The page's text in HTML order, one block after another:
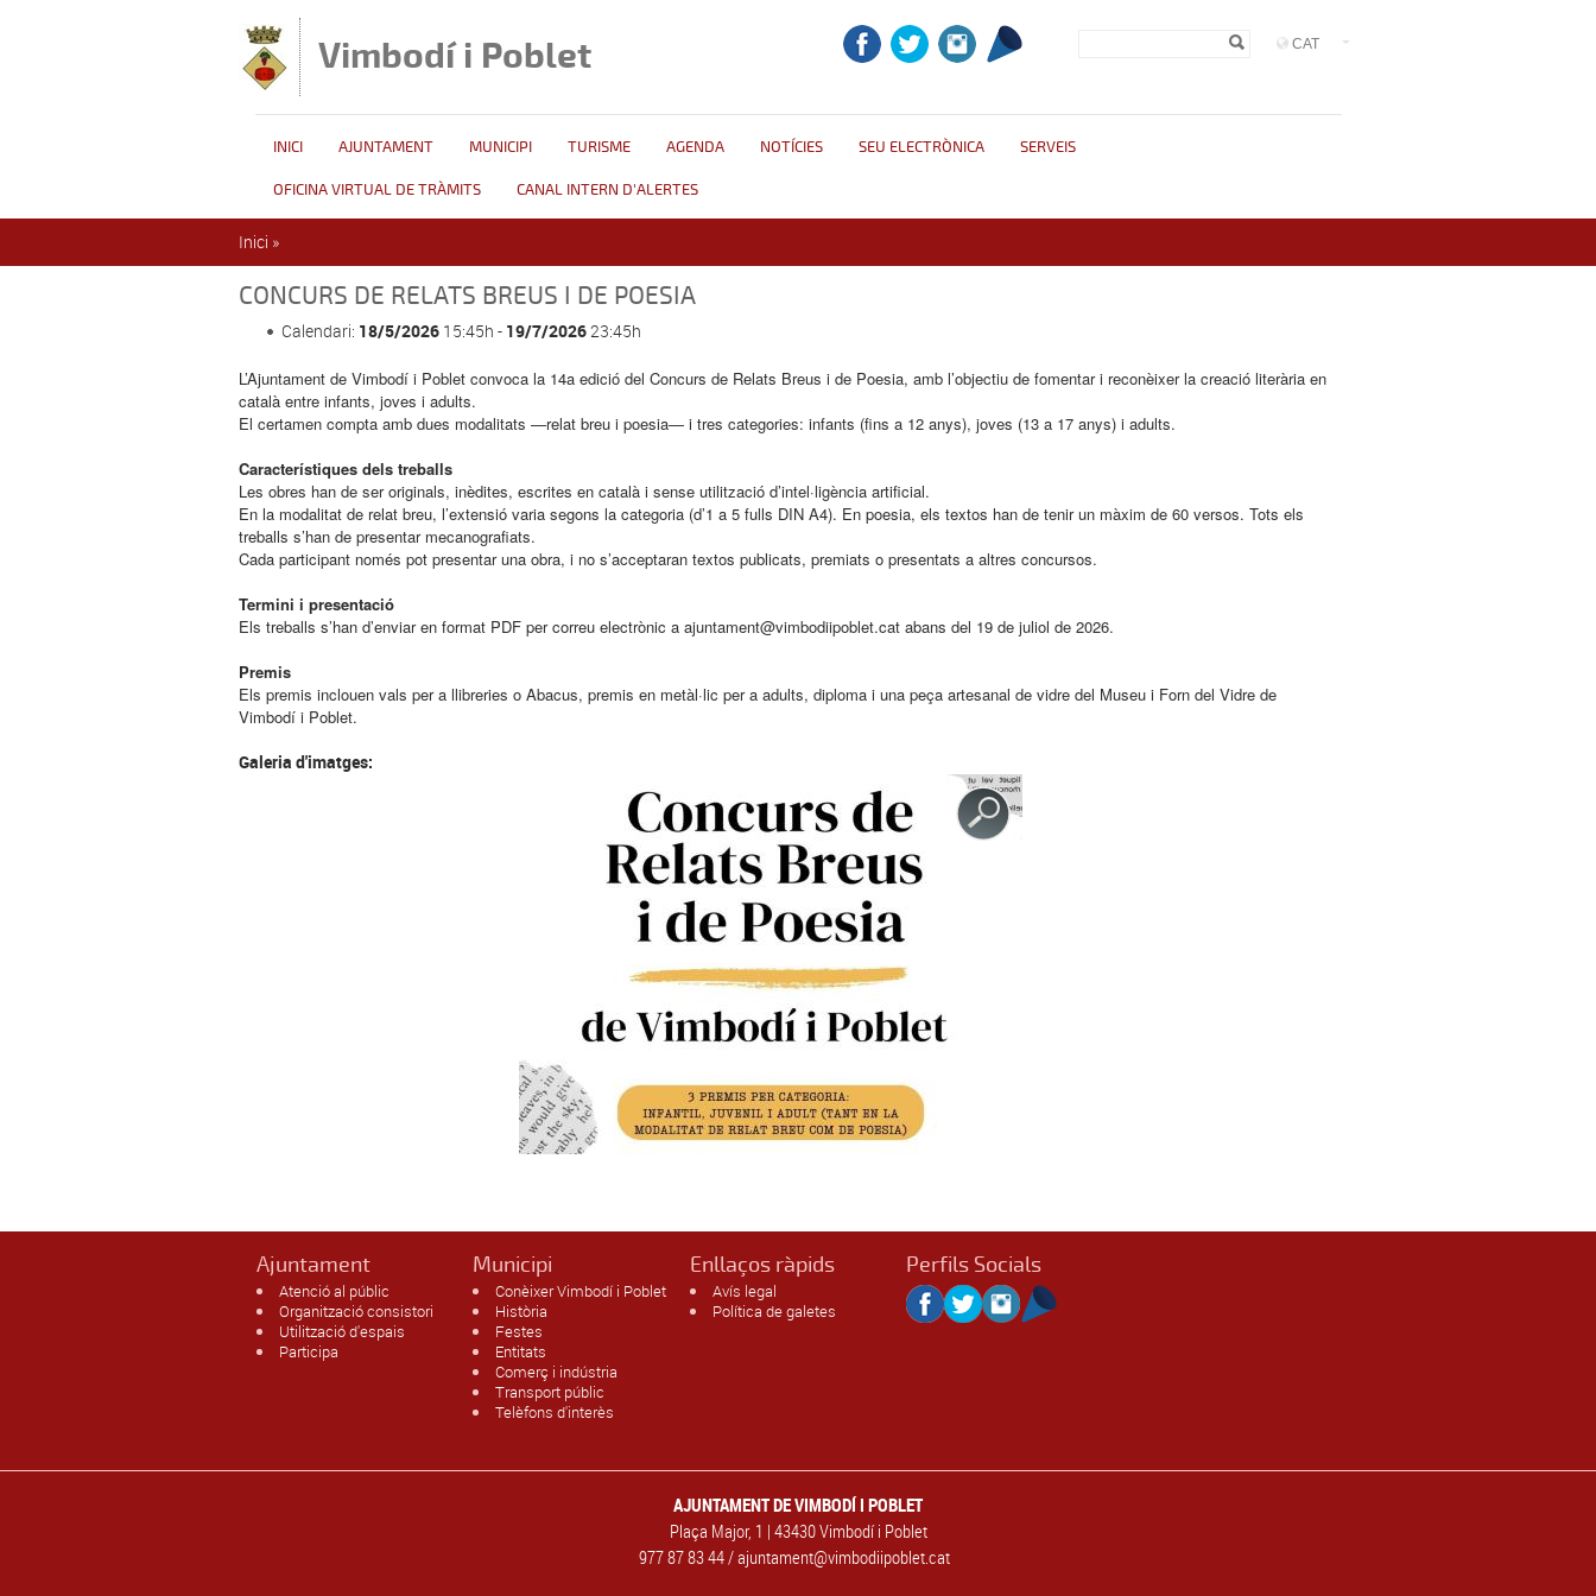
Vimbodí i Poblet
INICI AJUNTAMENT MUNICIPI TURISME AGENDA NOTÍCIES SEU ELECTRÒNICA SERVEIS
OFICINA VIRTUAL DE TRÀMITS CANAL INTERN D'ALERTES
Inici »
CONCURS DE RELATS BREUS I DE POESIA
Calendari: 18/5/2026 15:45h - 19/7/202623:45h
L’Ajuntament de Vimbodí i Poblet convoca la 14a edició del Concurs de Relats Breus i de Poesia, amb l’objectiu de fomentar i reconèixer la creació literària en
català entre infants, joves i adults.
El certamen compta amb dues modalitats —relat breu i poesia— i tres categories: infants (fins a 12 anys), joves (13 a 17 anys) i adults.
Característiques dels treballs
Les obres han de ser originals, inèdites, escrites en català i sense utilització d’intel·ligència artificial.
En la modalitat de relat breu, l’extensió varia segons la categoria (d’1 a 5 fulls DIN A4). En poesia, els textos han de tenir un màxim de 60 versos. Tots els
treballs s’han de presentar mecanografiats.
Cada participant només pot presentar una obra, i no s’acceptaran textos publicats, premiats o presentats a altres concursos.
Termini i presentació
Els treballs s’han d’enviar en format PDF per correu electrònic a ajuntament@vimbodiipoblet.cat abans del 19 de juliol de 2026.
Premis
Els premis inclouen vals per a llibreries o Abacus, premis en metàl·lic per a adults, diploma i una peça artesanal de vidre del Museu i Forn del Vidre de
Vimbodí i Poblet.
Galeria d'imatges:
Ajuntament
Atenció al públic
Organització consistori
Utilització d'espais
Participa
Municipi
Conèixer Vimbodí i Poblet
Història
Festes
Entitats
Comerç i indústria
Transport públic
Telèfons d'interès
Enllaços ràpids
Avís legal
Política de galetes
Perfils Socials
AJUNTAMENT DE VIMBODÍ I POBLET
Plaça Major, 1 | 43430 Vimbodí i Poblet
977 87 83 44 / ajuntament@vimbodiipoblet.cat